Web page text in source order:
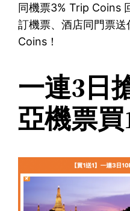
同機票3% Trip Coins
訂機票、酒店同門票
Coins！
一連3日
亞機票買